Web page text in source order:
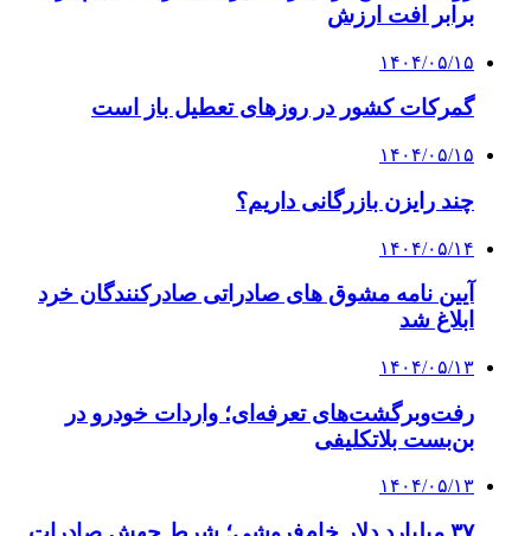
برابر افت ارزش
۱۴۰۴/۰۵/۱۵
گمرکات کشور در روزهای تعطیل باز است
۱۴۰۴/۰۵/۱۵
چند رایزن بازرگانی داریم؟
۱۴۰۴/۰۵/۱۴
آیین نامه مشوق های صادراتی صادرکنندگان خرد
ابلاغ شد
۱۴۰۴/۰۵/۱۳
رفت‌وبرگشت‌های تعرفه‌ای؛ واردات خودرو در
بن‌بست بلاتکلیفی
۱۴۰۴/۰۵/۱۳